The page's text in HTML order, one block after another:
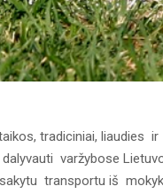
tradiciniai, liaudies
varžybose
transportu iš